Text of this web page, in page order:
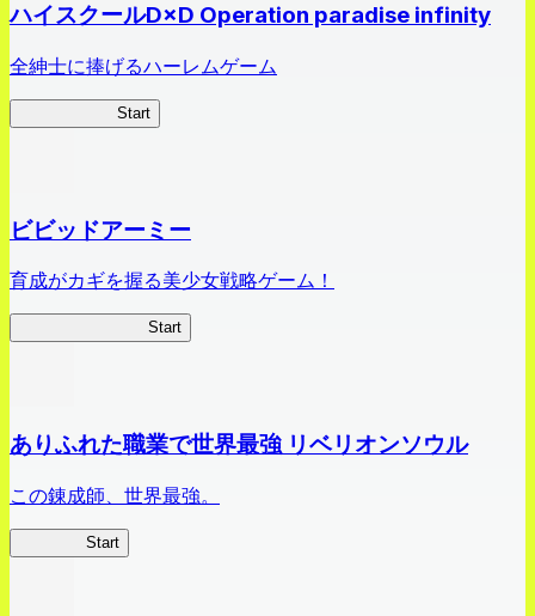
ハイスクールD×D Operation paradise infinity
全紳士に捧げるハーレムゲーム
Start
ビビッドアーミー
育成がカギを握る美少女戦略ゲーム！
Start
ありふれた職業で世界最強 リベリオンソウル
この錬成師、世界最強。
Start